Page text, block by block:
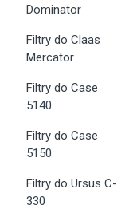
Dominator
Filtry do Claas
Mercator
Filtry do Case
5140
Filtry do Case
5150
Filtry do Ursus C-
330